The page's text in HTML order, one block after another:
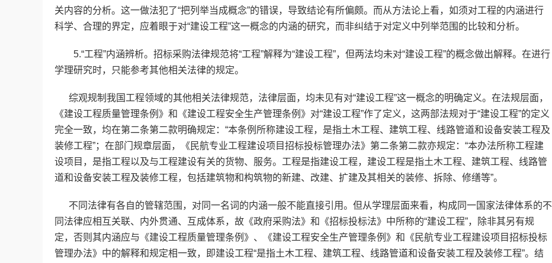
关内容的分析。这一做法犯了“把列举当成概念”的错误，导致结论有所偏颇。而从方法论上看，如须对工程的内涵进行
科学、合理的界定，应着眼于对“建设工程”这一概念的内涵的研究，而非纠结于对定义中列举范围的比较和分析。
5.“工程”内涵辨析。招标采购法律规范将“工程”解释为“建设工程”，但两法均未对“建设工程”的概念做出解释。在进行
学理研究时，只能参考其他相关法律的规定。
综观规制我国工程领域的其他相关法律规范，法律层面，均未见有对“建设工程”这一概念的明确定义。在法规层面，
《建设工程质量管理条例》和《建设工程安全生产管理条例》对“建设工程”作了定义，这两部法规对于“建设工程”的定义
完全一致，均在第二条第二款明确规定：“本条例所称建设工程，是指土木工程、建筑工程、线路管道和设备安装工程及
装修工程”；在部门规章层面，《民航专业工程建设项目招标投标管理办法》第二条第二款亦规定：“本办法所称工程建
设项目，是指工程以及与工程建设有关的货物、服务。工程是指建设工程，建设工程是指土木工程、建筑工程、线路管
道和设备安装工程及装修工程，包括建筑物和构筑物的新建、改建、扩建及其相关的装修、拆除、修缮等”。
不同法律有各自的管辖范围，对同一名词的内涵一般不能直接引用。但从学理层面来看，构成同一国家法律体系的不
同法律应相互关联、内外贯通、互成体系，故《政府采购法》和《招标投标法》中所称的“建设工程”，除非其另有规
定，否则其内涵应与《建设工程质量管理条例》、《建设工程安全生产管理条例》和《民航专业工程建设项目招标投标
管理办法》中的解释和规定相一致，即建设工程“是指土木工程、建筑工程、线路管道和设备安装工程及装修工程”。结